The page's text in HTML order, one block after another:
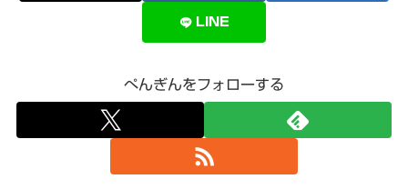
LINE
ぺんぎんをフォローする